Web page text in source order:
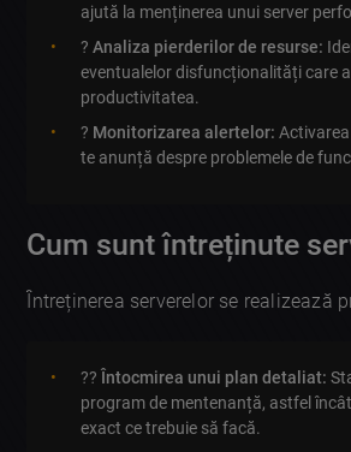
ajută la menținerea unui server
?Analiza pierderilor de resurse:
eventualelor disfuncționalități care
productivitatea.
? Monitorizarea alertelor:
te anunță despre problemele de
Cum sunt întreținute
Întreținerea serverelor se realizează
?‍? Întocmirea unui plan detaliat:
program de mentenanță, astfel
exact ce trebuie să facă.